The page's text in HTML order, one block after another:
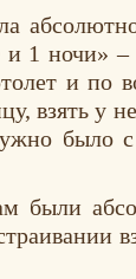
и 1 ночи»
и по
взять у
было
были